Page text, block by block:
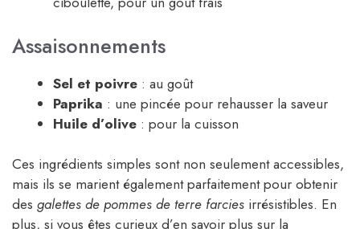
Assaisonnements
Sel et poivre : au goût
Paprika : une pincée pour rehausser la saveur
Huile d’olive : pour la cuisson
Ces ingrédients simples sont non seulement accessibles,
mais ils se marient également parfaitement pour obtenir
des galettes de pommes de terre farcies irrésistibles. En
plus, si vous êtes curieux d’en savoir plus sur la